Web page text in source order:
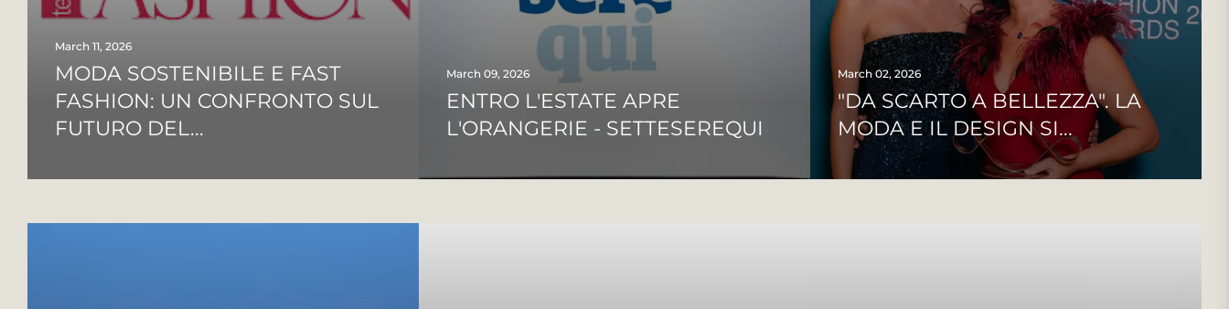
March 11, 2026
MODA SOSTENIBILE E FAST
FASHION: UN CONFRONTO SUL
FUTURO DEL...
March 09, 2026
ENTRO L'ESTATE APRE
L'ORANGERIE - SETTESEREQUI
March 02, 2026
"DA SCARTO A BELLEZZA". LA
MODA E IL DESIGN SI...